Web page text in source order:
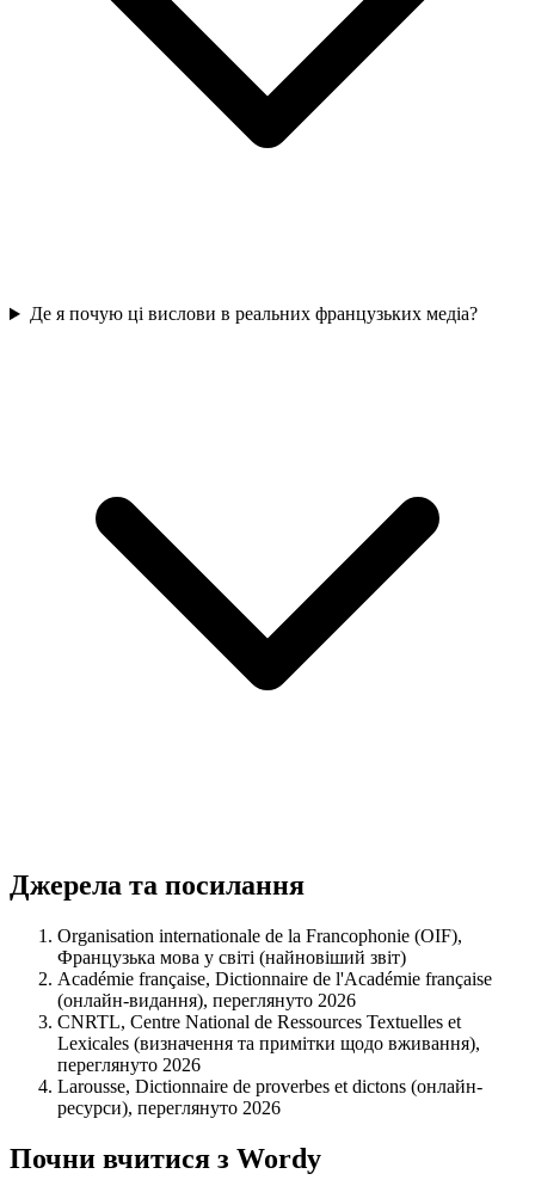
Де я почую ці вислови в реальних французьких медіа?
Джерела та посилання
Organisation internationale de la Francophonie (OIF),
Французька мова у світі (найновіший звіт)
Académie française, Dictionnaire de l'Académie française
(онлайн-видання), переглянуто 2026
CNRTL, Centre National de Ressources Textuelles et
Lexicales (визначення та примітки щодо вживання),
переглянуто 2026
Larousse, Dictionnaire de proverbes et dictons (онлайн-
ресурси), переглянуто 2026
Почни вчитися з Wordy